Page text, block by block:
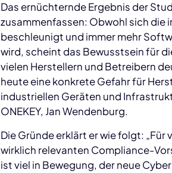
Das ernüchternde Ergebnis der
zusammenfassen: Obwohl sich die
beschleunigt und immer mehr
wird, scheint das Bewusstsein für
vielen Herstellern und Betreibern
heute eine konkrete Gefahr für
industriellen Geräten und
ONEKEY, Jan Wendenburg.
Die Gründe erklärt er wie folgt:
wirklich relevanten Compliance-
ist viel in Bewegung, der neue